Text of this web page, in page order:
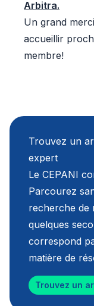
Trouvez un
expert
Le CEPANI
Parcourez
recherche de
quelques
correspond
matière de
Trouvez un
Arbitra.
Un grand
accueillir
membre!